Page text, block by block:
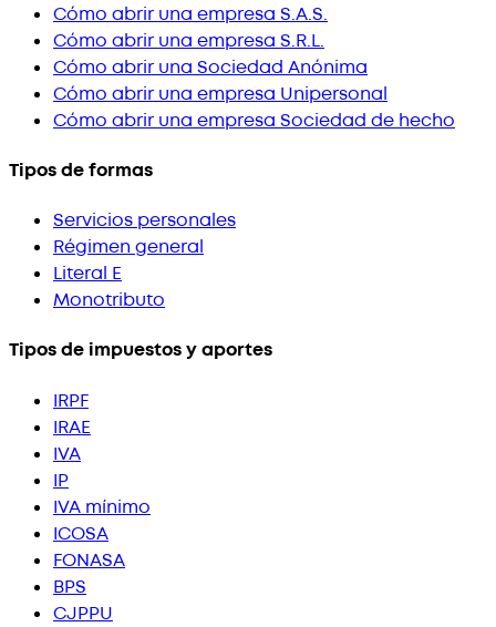
Cómo abrir una empresa S.A.S.
Cómo abrir una empresa S.R.L.
Cómo abrir una Sociedad Anónima
Cómo abrir una empresa Unipersonal
Cómo abrir una empresa Sociedad de hecho
Tipos de formas
Servicios personales
Régimen general
Literal E
Monotributo
Tipos de impuestos y aportes
IRPF
IRAE
IVA
IP
IVA mínimo
ICOSA
FONASA
BPS
CJPPU